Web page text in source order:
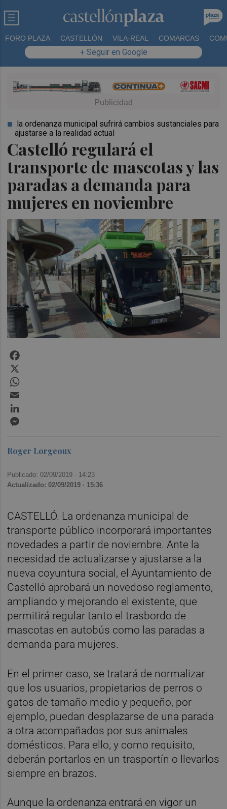
FORO PLAZA CASTELLÓN VILA-REAL COMARCAS
+ Seguir en Google
Castelló regulará el
transporte de mascotas y las
paradas a demanda para
mujeres en noviembre
la ordenanza municipal sufrirá cambios sustanciales para
ajustarse a la realidad actual
Roger Lorgeoux
Publicado: 02/09/2019 · 14:23
Actualizado: 02/09/2019 · 15:36
CASTELLÓ. La ordenanza municipal de
transporte público incorporará importantes
novedades a partir de noviembre. Ante la
necesidad de actualizarse y ajustarse a la
nueva coyuntura social, el Ayuntamiento de
Castelló aprobará un novedoso reglamento,
ampliando y mejorando el existente, que
permitirá regular tanto el trasbordo de
mascotas en autobús como las paradas a
demanda para mujeres.
En el primer caso, se tratará de normalizar
que los usuarios, propietarios de perros o
gatos de tamaño medio y pequeño, por
ejemplo, puedan desplazarse de una parada
a otra acompañados por sus animales
domésticos. Para ello, y como requisito,
deberán portarlos en un trasportín o llevarlos
siempre en brazos.
Aunque la ordenanza entrará en vigor un